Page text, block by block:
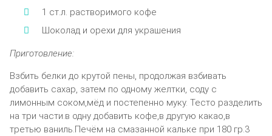
1 ст.л. растворимого кофе
Шоколад и орехи для украшения
Приготовление:
Взбить белки до крутой пены, продолжая взбивать
добавить сахар, затем по одному желтки, соду с
лимонным соком,мёд и постепенно муку. Тесто разделить
на три части.в одну добавить кофе,в другую какао,в
третью ваниль.Печём на смазанной кальке при 180 гр.3